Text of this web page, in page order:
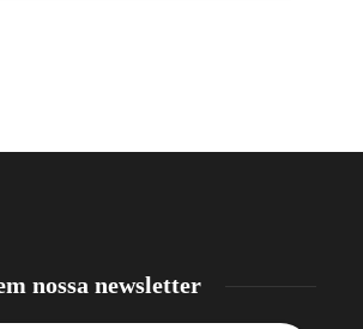
nossa newsletter